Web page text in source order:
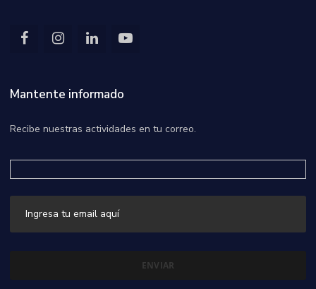
Mantente informado
Recibe nuestras actividades en tu correo.